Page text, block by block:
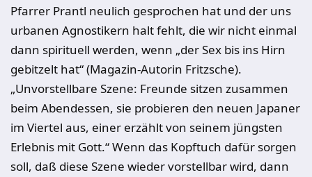
Pfarrer Prantl neulich gesprochen hat und der uns
urbanen Agnostikern halt fehlt, die wir nicht einmal
dann spirituell werden, wenn „der Sex bis ins Hirn
gebitzelt hat“ (Magazin-Autorin Fritzsche).
„Unvorstellbare Szene: Freunde sitzen zusammen
beim Abendessen, sie probieren den neuen Japaner
im Viertel aus, einer erzählt von seinem jüngsten
Erlebnis mit Gott.“ Wenn das Kopftuch dafür sorgen
soll, daß diese Szene wieder vorstellbar wird, dann